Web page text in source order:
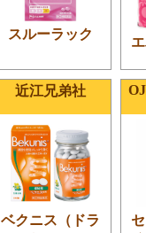
スルーラック
近江兄弟社
ベクニス（ドラ